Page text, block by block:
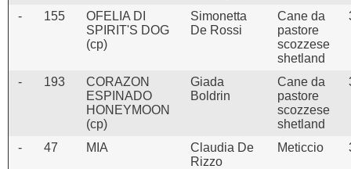
- 155
OFELIA DI
SPIRIT'S DOG
(cp)
Simonetta
De Rossi
Cane da
pastore
scozzese
shetland
- 193
CORAZON
ESPINADO
HONEYMOON
(cp)
Giada
Boldrin
Cane da
pastore
scozzese
shetland
- 47 MIA
Claudia De
Rizzo
Meticcio